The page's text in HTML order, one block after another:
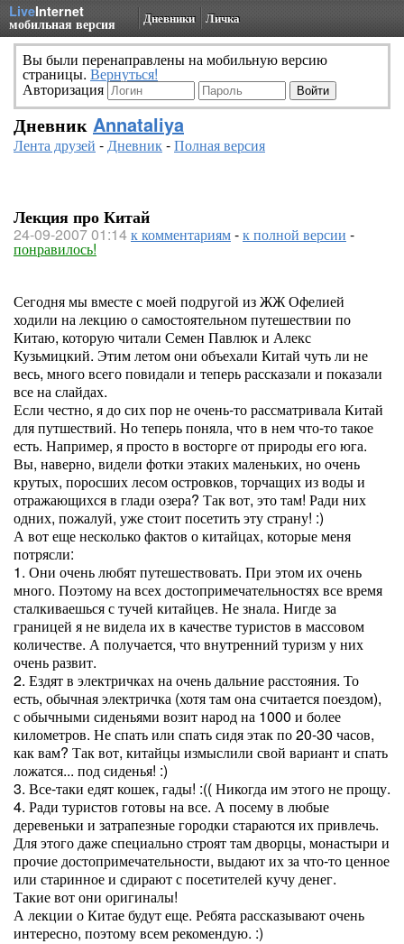
LiveInternet
мобильная версия Дневники Личка
Вы были перенаправлены на мобильную версию
страницы. Вернуться!
Авторизация
Дневник Annataliya
Лента друзей -Дневник-Полная версия
Лекция про Китай
24-09-2007 01:14к комментариям-к полной версии -
понравилось!
Сегодня мы вместе с моей подругой из ЖЖ Офелией
ходили на лекцию о самостоятельном путешествии по
Китаю, которую читали Семен Павлюк и Алекс
Кузьмицкий. Этим летом они объехали Китай чуть ли не
весь, много всего повидали и теперь рассказали и показали
все на слайдах.
Если честно, я до сих пор не очень-то рассматривала Китай
для путшествий. Но теперь поняла, что в нем что-то такое
есть. Например, я просто в восторге от природы его юга.
Вы, наверно, видели фотки этаких маленьких, но очень
крутых, поросших лесом островков, торчащих из воды и
отражающихся в глади озера? Так вот, это там! Ради них
одних, пожалуй, уже стоит посетить эту страну! :)
А вот еще несколько фактов о китайцах, которые меня
потрясли:
1. Они очень любят путешествовать. При этом их очень
много. Поэтому на всех достопримечательностях все время
сталкиваешься с тучей китайцев. Не знала. Нигде за
границей я не видела их в качестве туристов в массовом
количестве. А получается, что внутренний туризм у них
очень развит.
2. Ездят в электричках на очень дальние расстояния. То
есть, обычная электричка (хотя там она считается поездом),
с обычными сиденьями возит народ на 1000 и более
километров. Не спать или спать сидя этак по 20-30 часов,
как вам? Так вот, китайцы измыслили свой вариант и спать
ложатся... под сиденья! :)
3. Все-таки едят кошек, гады! :(( Никогда им этого не прощу.
4. Ради туристов готовы на все. А посему в любые
деревеньки и затрапезные городки стараются их привлечь.
Для этого даже специально строят там дворцы, монастыри и
прочие достопримечательности, выдают их за что-то ценное
или старинное и сдирают с посетителей кучу денег.
Такие вот они оригиналы!
А лекции о Китае будут еще. Ребята рассказывают очень
интересно, поэтому всем рекомендую. :)